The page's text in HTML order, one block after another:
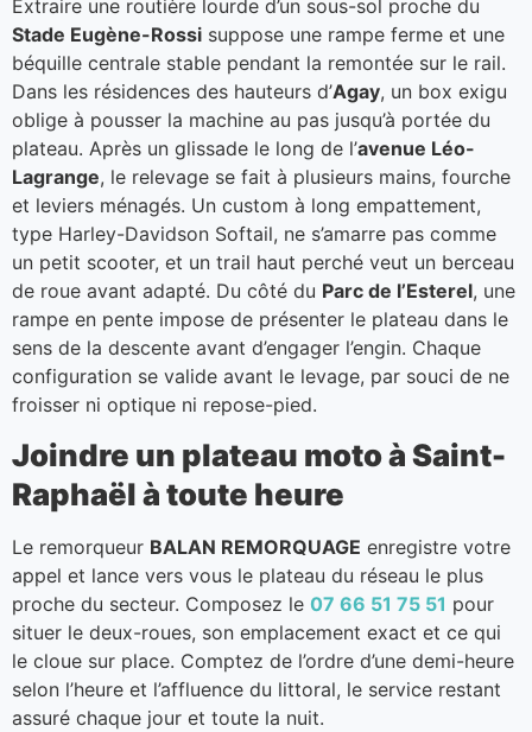
Extraire une routière lourde d’un sous-sol proche du
Stade Eugène-Rossi suppose une rampe ferme et une
béquille centrale stable pendant la remontée sur le rail.
Dans les résidences des hauteurs d’Agay, un box exigu
oblige à pousser la machine au pas jusqu’à portée du
plateau. Après un glissade le long de l’avenue Léo-
Lagrange, le relevage se fait à plusieurs mains, fourche
et leviers ménagés. Un custom à long empattement,
type Harley-Davidson Softail, ne s’amarre pas comme
un petit scooter, et un trail haut perché veut un berceau
de roue avant adapté. Du côté du Parc de l’Esterel, une
rampe en pente impose de présenter le plateau dans le
sens de la descente avant d’engager l’engin. Chaque
configuration se valide avant le levage, par souci de ne
froisser ni optique ni repose-pied.
Joindre un plateau moto à Saint-
Raphaël à toute heure
Le remorqueur BALAN REMORQUAGE enregistre votre
appel et lance vers vous le plateau du réseau le plus
proche du secteur. Composez le 07 66 51 75 51 pour
situer le deux-roues, son emplacement exact et ce qui
le cloue sur place. Comptez de l’ordre d’une demi-heure
selon l’heure et l’affluence du littoral, le service restant
assuré chaque jour et toute la nuit.